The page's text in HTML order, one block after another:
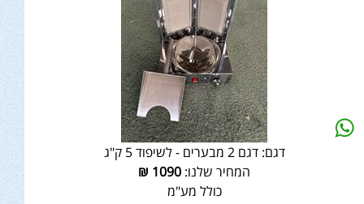
דגם: דגם 2 מבערים - לשיפוד 5 ק"ג
המחיר שלנו: 1090
₪
כולל מע"מ